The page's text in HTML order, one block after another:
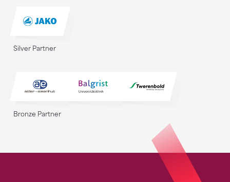
Silver Partner
Bronze Partner